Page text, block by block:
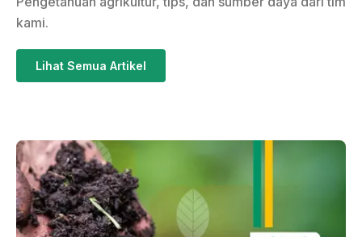
kami.
Lihat Semua Artikel